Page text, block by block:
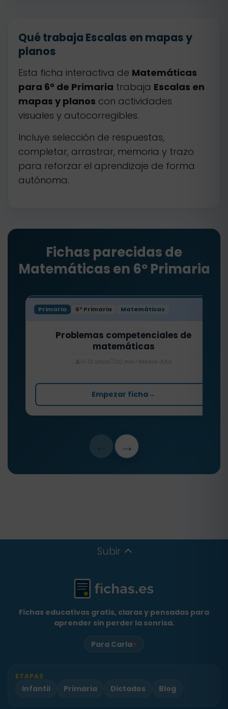
Qué trabaja Escalas en mapas y
planos
Esta ficha interactiva de Matemáticas
para 6º de Primaria trabaja Escalas en
mapas y planos con actividades
visuales y autocorregibles.
Incluye selección de respuestas,
completar, arrastrar, memoria y trazo
para reforzar el aprendizaje de forma
autónoma.
Fichas parecidas de
Matemáticas en 6º Primaria
Primaria 6º Primaria Matemáticas
Problemas competenciales de
matemáticas
11-12 años 20 min Media-Alta
Empezar ficha→
→
Subir
Fichas educativas gratis, claras y pensadas para
aprender sin perder la sonrisa.
Para Carla♥
ETAPAS
Infantil Primaria Dictados Blog